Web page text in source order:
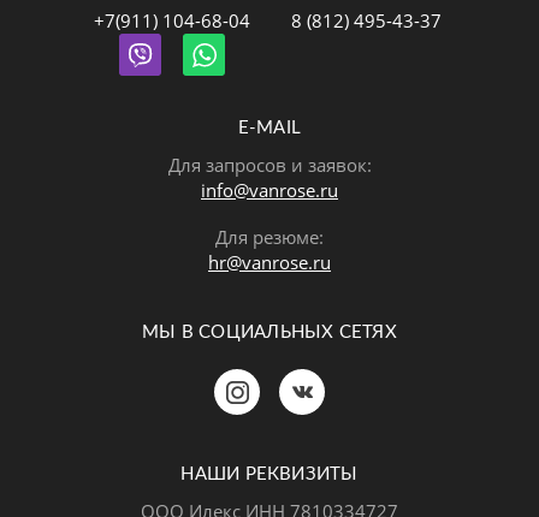
+7(911) 104-68-04 8 (812) 495-43-37
E-MAIL
Для запросов и заявок:
info@vanrose.ru
Для резюме:
hr@vanrose.ru
МЫ В СОЦИАЛЬНЫХ СЕТЯХ
НАШИ РЕКВИЗИТЫ
ООО Илекс ИНН 7810334727
Позвонить Telegram